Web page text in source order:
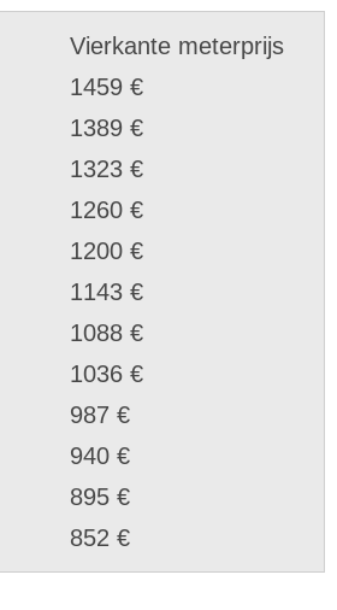
Vierkante meterprijs
1459 €
1389 €
1323 €
1260 €
1200 €
1143 €
1088 €
1036 €
987 €
940 €
895 €
852 €